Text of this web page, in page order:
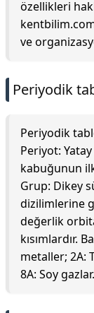
özellikleri
ve
Periyodik
Periyodik
Periyot:
kabuğunun
Grup: Dikey
dizilimlerine
değerlik
kısımlardır.
metaller; 2A:
8A: Soy gazlar.